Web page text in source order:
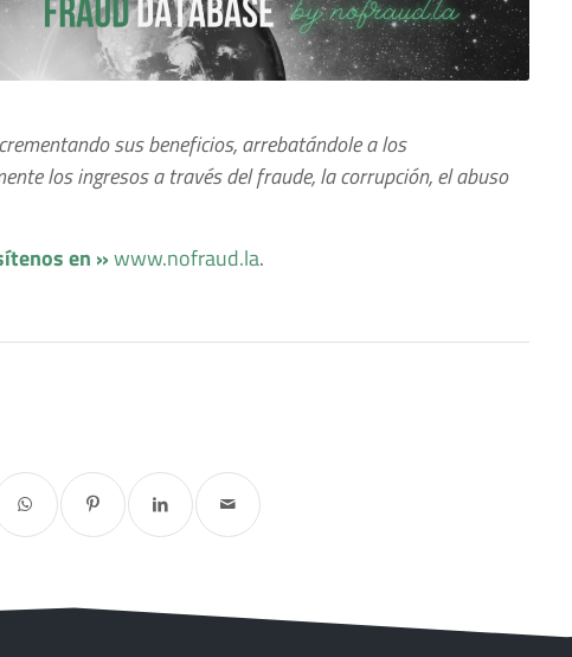
sus beneficios, arrebatándole a los
los ingresos a través del fraude, la corrupción, el abuso
en »www.nofraud.la.